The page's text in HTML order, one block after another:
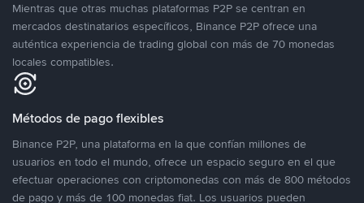
Mientras que otras muchas plataformas P2P se centran en
mercados destinatarios específicos, Binance P2P ofrece una
auténtica experiencia de trading global con más de 70 monedas
locales compatibles.
Métodos de pago flexibles
Binance P2P, una plataforma en la que confían millones de
usuarios en todo el mundo, ofrece un espacio seguro en el que
efectuar operaciones con criptomonedas con más de 800 métodos
de pago y más de 100 monedas fiat. Los usuarios pueden